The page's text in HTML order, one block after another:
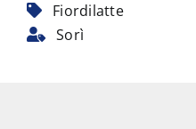
Fiordilatte
Sorì